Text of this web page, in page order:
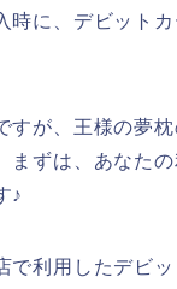
時に、デビット
すが、王様の夢
まずは、あなた
♪
で利用したデビ